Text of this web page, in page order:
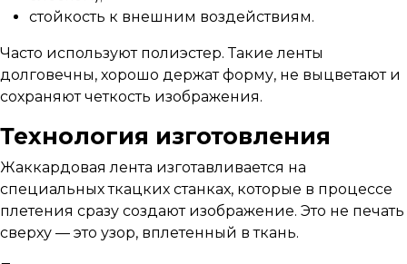
стойкость к внешним воздействиям.
Часто используют полиэстер. Такие ленты
долговечны, хорошо держат форму, не выцветают и
сохраняют четкость изображения.
Технология изготовления
Жаккардовая лента изготавливается на
специальных ткацких станках, которые в процессе
плетения сразу создают изображение. Это не печать
сверху — это узор, вплетенный в ткань.